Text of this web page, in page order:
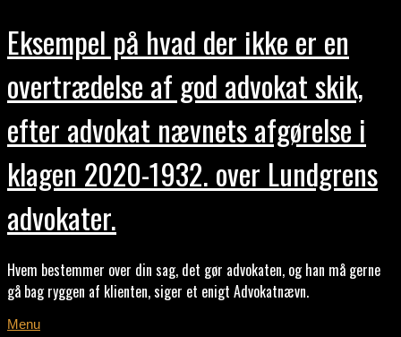
Eksempel på hvad der ikke er en
overtrædelse af god advokat skik,
efter advokat nævnets afgørelse i
klagen 2020-1932. over Lundgrens
advokater.
Hvem bestemmer over din sag, det gør advokaten, og han må gerne
gå bag ryggen af klienten, siger et enigt Advokatnævn.
Menu